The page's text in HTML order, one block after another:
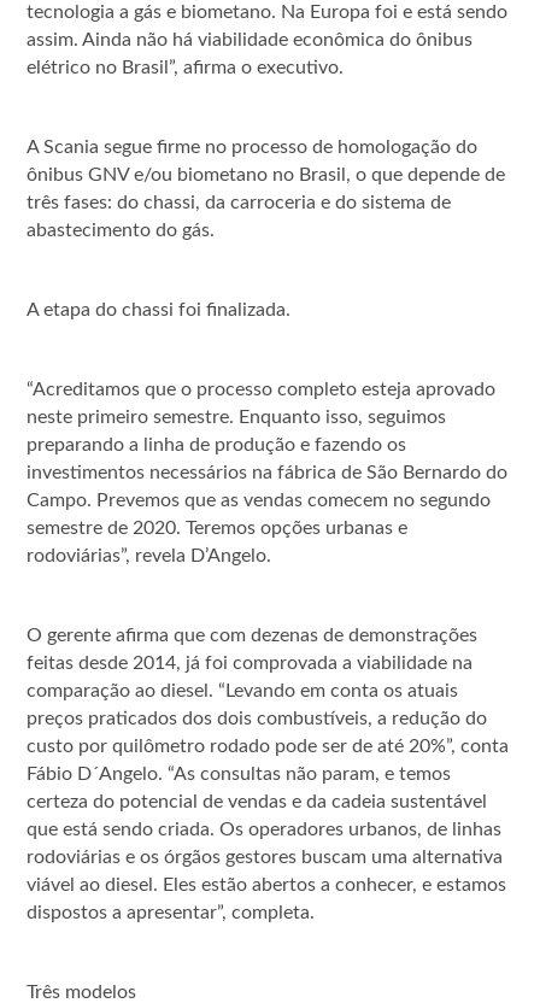
tecnologia a gás e biometano. Na Europa foi e está sendo
assim. Ainda não há viabilidade econômica do ônibus
elétrico no Brasil”, afirma o executivo.
A Scania segue firme no processo de homologação do
ônibus GNV e/ou biometano no Brasil, o que depende de
três fases: do chassi, da carroceria e do sistema de
abastecimento do gás.
A etapa do chassi foi finalizada.
“Acreditamos que o processo completo esteja aprovado
neste primeiro semestre. Enquanto isso, seguimos
preparando a linha de produção e fazendo os
investimentos necessários na fábrica de São Bernardo do
Campo. Prevemos que as vendas comecem no segundo
semestre de 2020. Teremos opções urbanas e
rodoviárias”, revela D’Angelo.
O gerente afirma que com dezenas de demonstrações
feitas desde 2014, já foi comprovada a viabilidade na
comparação ao diesel. “Levando em conta os atuais
preços praticados dos dois combustíveis, a redução do
custo por quilômetro rodado pode ser de até 20%”, conta
Fábio D´Angelo. “As consultas não param, e temos
certeza do potencial de vendas e da cadeia sustentável
que está sendo criada. Os operadores urbanos, de linhas
rodoviárias e os órgãos gestores buscam uma alternativa
viável ao diesel. Eles estão abertos a conhecer, e estamos
dispostos a apresentar”, completa.
Três modelos